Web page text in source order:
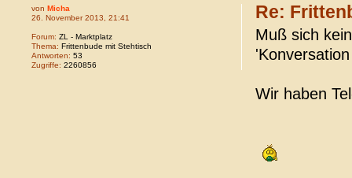
Re:
Muß sich
Wir haben
von Micha
26. November 2013, 21:41
Forum: ZL - Marktplatz
Thema: Frittenbude mit Stehtisch
Antworten: 53
Zugriffe: 2260856